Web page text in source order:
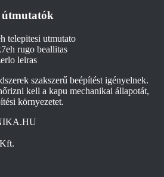
útmutatók
telepitesi utmutato
rugo beallitas
leiras
szakszerű beépítést igényelnek.
kell a kapu mechanikai állapotát,
környezetet.